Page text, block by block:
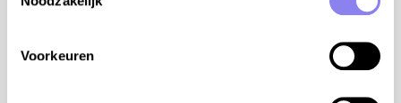
Voorkeuren
toeristenbelasting?
blog!